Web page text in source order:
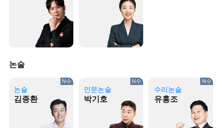
논술
논술
김종환
N수
인문논술
박기호
N수
수리논술
유홍조
N수